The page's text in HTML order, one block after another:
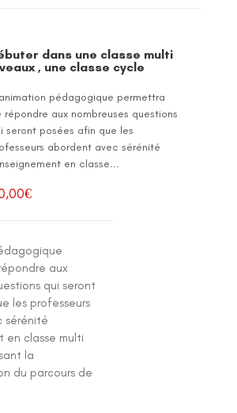
dans une classe multi
, une classe cycle
pédagogique permettra
répondre aux nombreuses questions
seront posées afin que les
abordent avec sérénité
en classe...
€
aux
qui seront
les professeurs
sérénité
en classe multi
la
du parcours de